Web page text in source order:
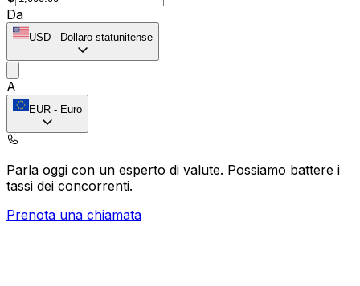
Da
USD - Dollaro statunitense
A
EUR - Euro
Parla oggi con un esperto di valute. Possiamo battere i
tassi dei concorrenti.
Prenota una chiamata